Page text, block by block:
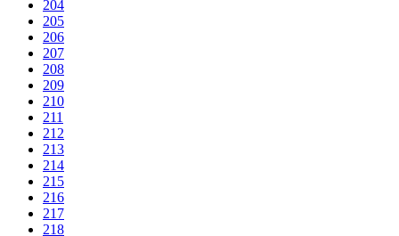
204
205
206
207
208
209
210
211
212
213
214
215
216
217
218